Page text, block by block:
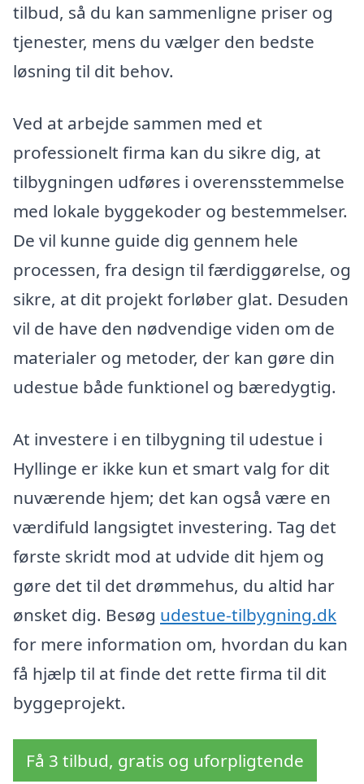
tilbud, så du kan sammenligne priser og
tjenester, mens du vælger den bedste
løsning til dit behov.
Ved at arbejde sammen med et
professionelt firma kan du sikre dig, at
tilbygningen udføres i overensstemmelse
med lokale byggekoder og bestemmelser.
De vil kunne guide dig gennem hele
processen, fra design til færdiggørelse, og
sikre, at dit projekt forløber glat. Desuden
vil de have den nødvendige viden om de
materialer og metoder, der kan gøre din
udestue både funktionel og bæredygtig.
At investere i en tilbygning til udestue i
Hyllinge er ikke kun et smart valg for dit
nuværende hjem; det kan også være en
værdifuld langsigtet investering. Tag det
første skridt mod at udvide dit hjem og
gøre det til det drømmehus, du altid har
ønsket dig. Besøg udestue-tilbygning.dk
for mere information om, hvordan du kan
få hjælp til at finde det rette firma til dit
byggeprojekt.
Få 3 tilbud, gratis og uforpligtende